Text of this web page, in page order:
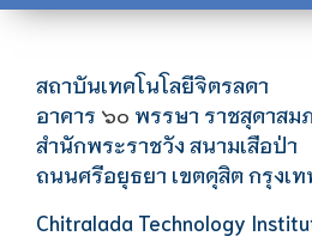
สถาบันเทคโนโลยีจิตรลดา
อาคาร ๖๐ พรรษา ราชสุดาสม
สำนักพระราชวัง สนามเสือป่า
ถนนศรีอยุธยา เขตดุสิต กรุงเท
Chitralada Technology